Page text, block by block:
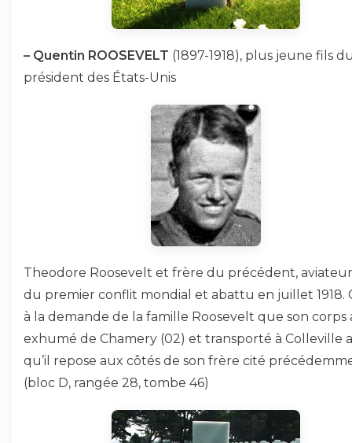
– Quentin ROOSEVELT (1897-1918), plus jeune fils
président des États-Unis
Theodore Roosevelt et frère du précédent,
du premier conflit mondial et abattu en juillet 1918.
à la demande de la famille Roosevelt que son corps
exhumé de Chamery (02) et transporté à Colleville
qu’il repose aux côtés de son frère cité
(bloc D, rangée 28, tombe 46)